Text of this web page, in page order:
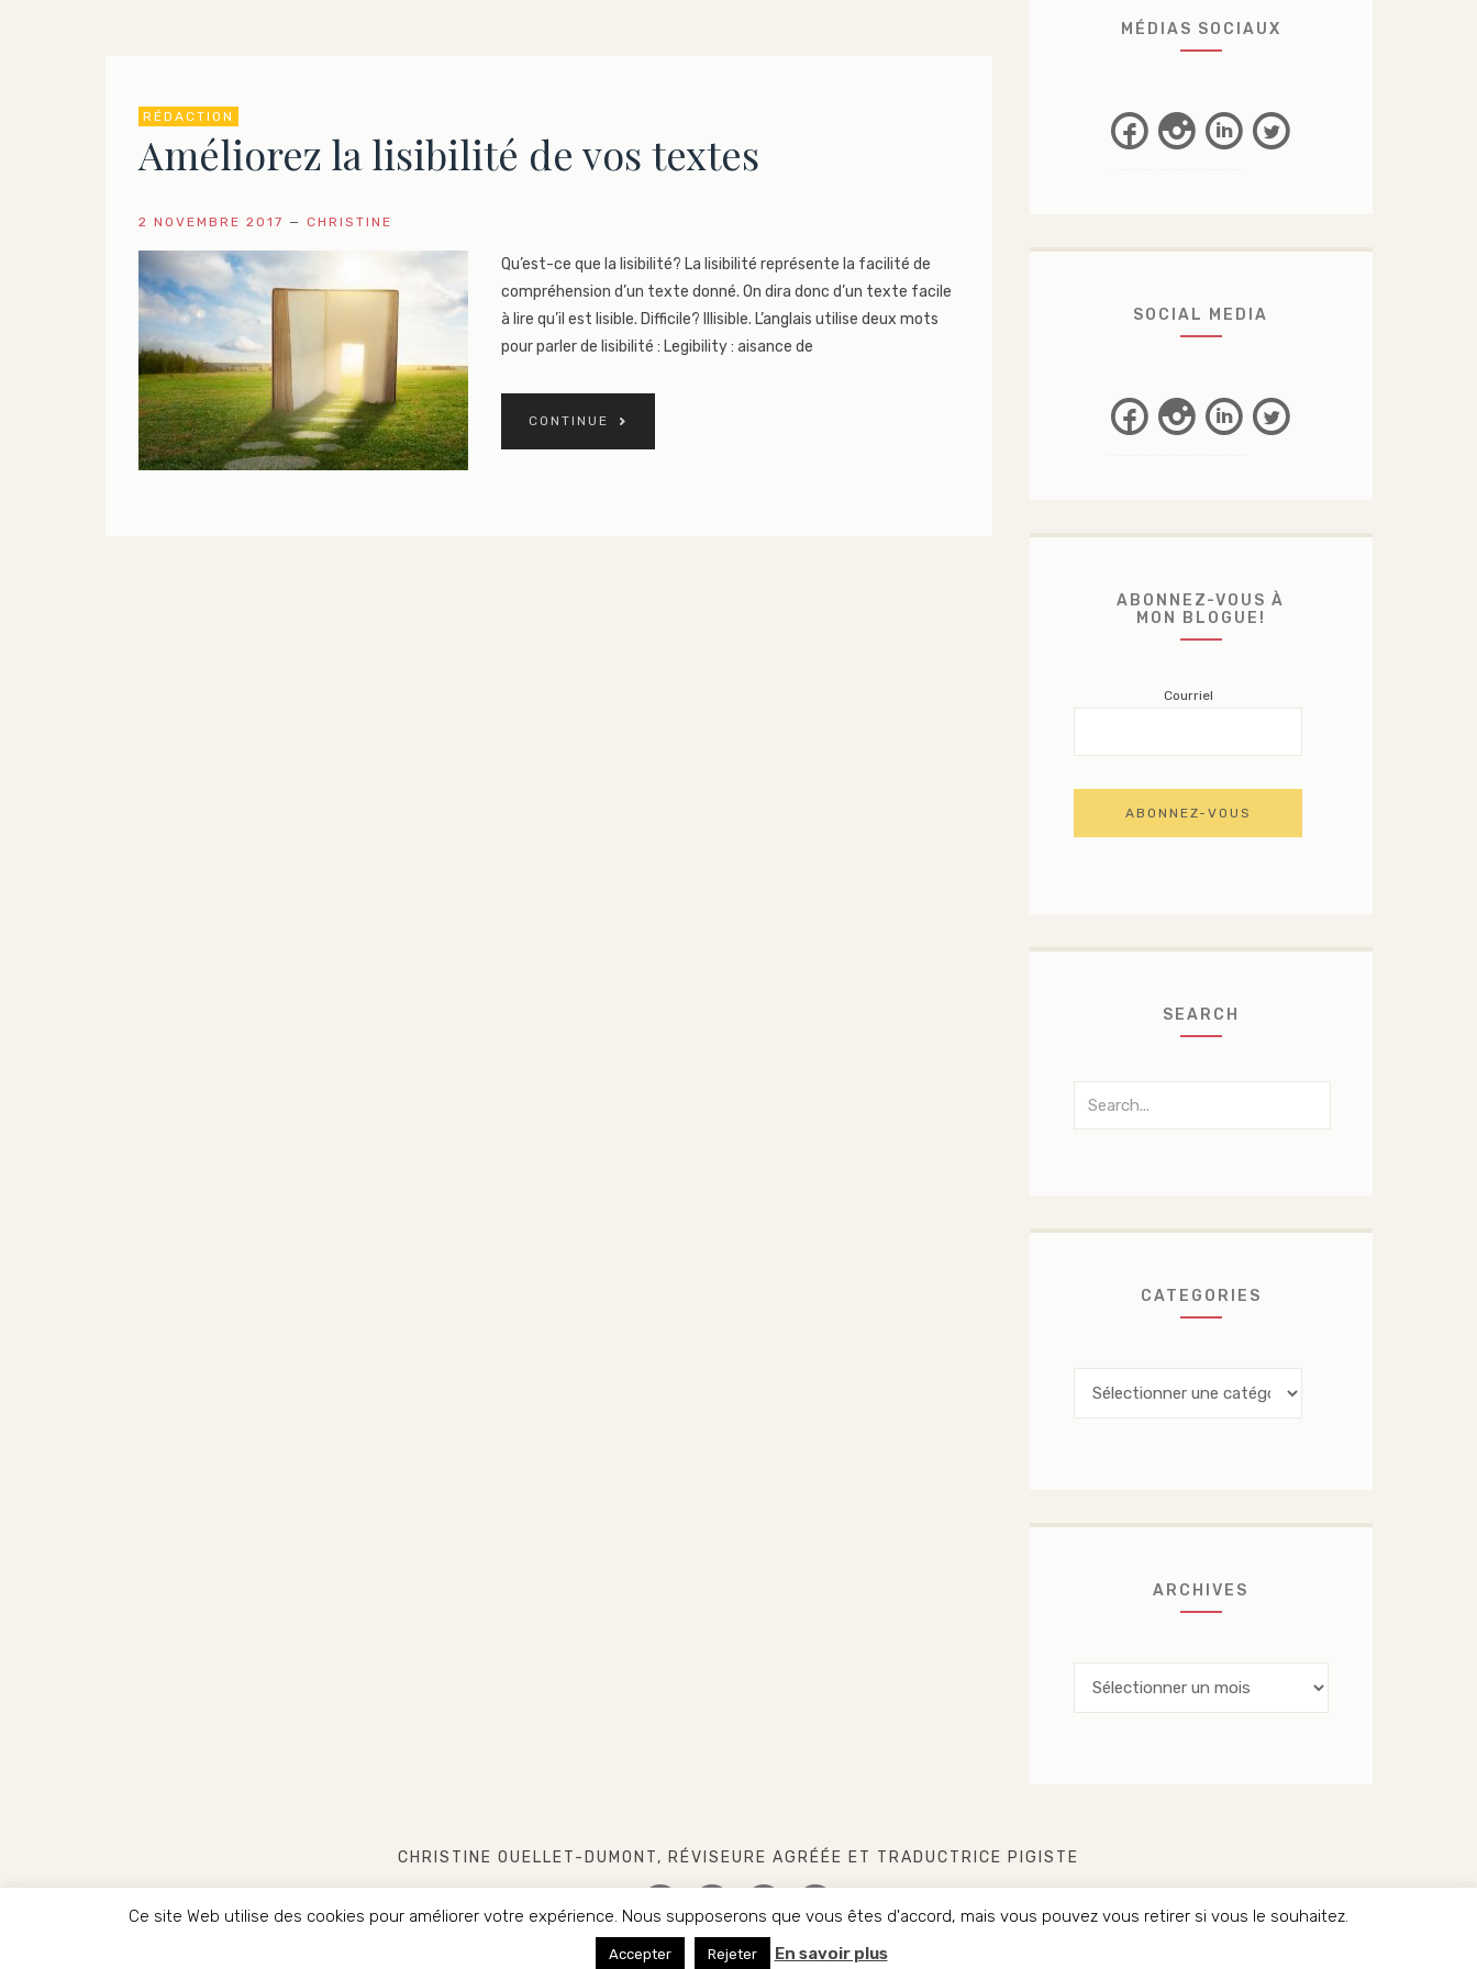
RÉDACTION
Améliorez la lisibilité de vos textes
2 NOVEMBRE 2017 — CHRISTINE
Qu’est-ce que la lisibilité? La lisibilité représente la facilité de
compréhension d’un texte donné. On dira donc d’un texte facile
à lire qu’il est lisible. Difficile? Illisible. L’anglais utilise deux mots
pour parler de lisibilité : Legibility : aisance de
CONTINUE
MÉDIAS SOCIAUX
SOCIAL MEDIA
ABONNEZ-VOUS À
MON BLOGUE!
Courriel
SEARCH
for:
CATEGORIES
ARCHIVES
Archives
CHRISTINE OUELLET-DUMONT, RÉVISEURE AGRÉÉE ET TRADUCTRICE PIGISTE
FACEBOOKINSTAGRAMLINKEDIN
COPYRIGHT 2017-2022. CHRISTINE OUELLET-DUMONT. TOUS DROITS RÉSERVÉS.
Ce site Web utilise des cookies pour améliorer votre expérience. Nous supposerons que vous êtes d'accord, mais vous pouvez vous retirer si vous le souhaitez.
Accepter Rejeter En savoir plus